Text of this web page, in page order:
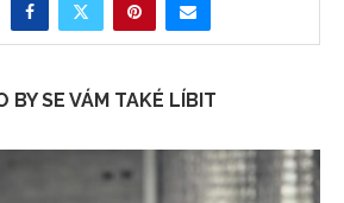
BY SE VÁM TAKÉ LÍBIT